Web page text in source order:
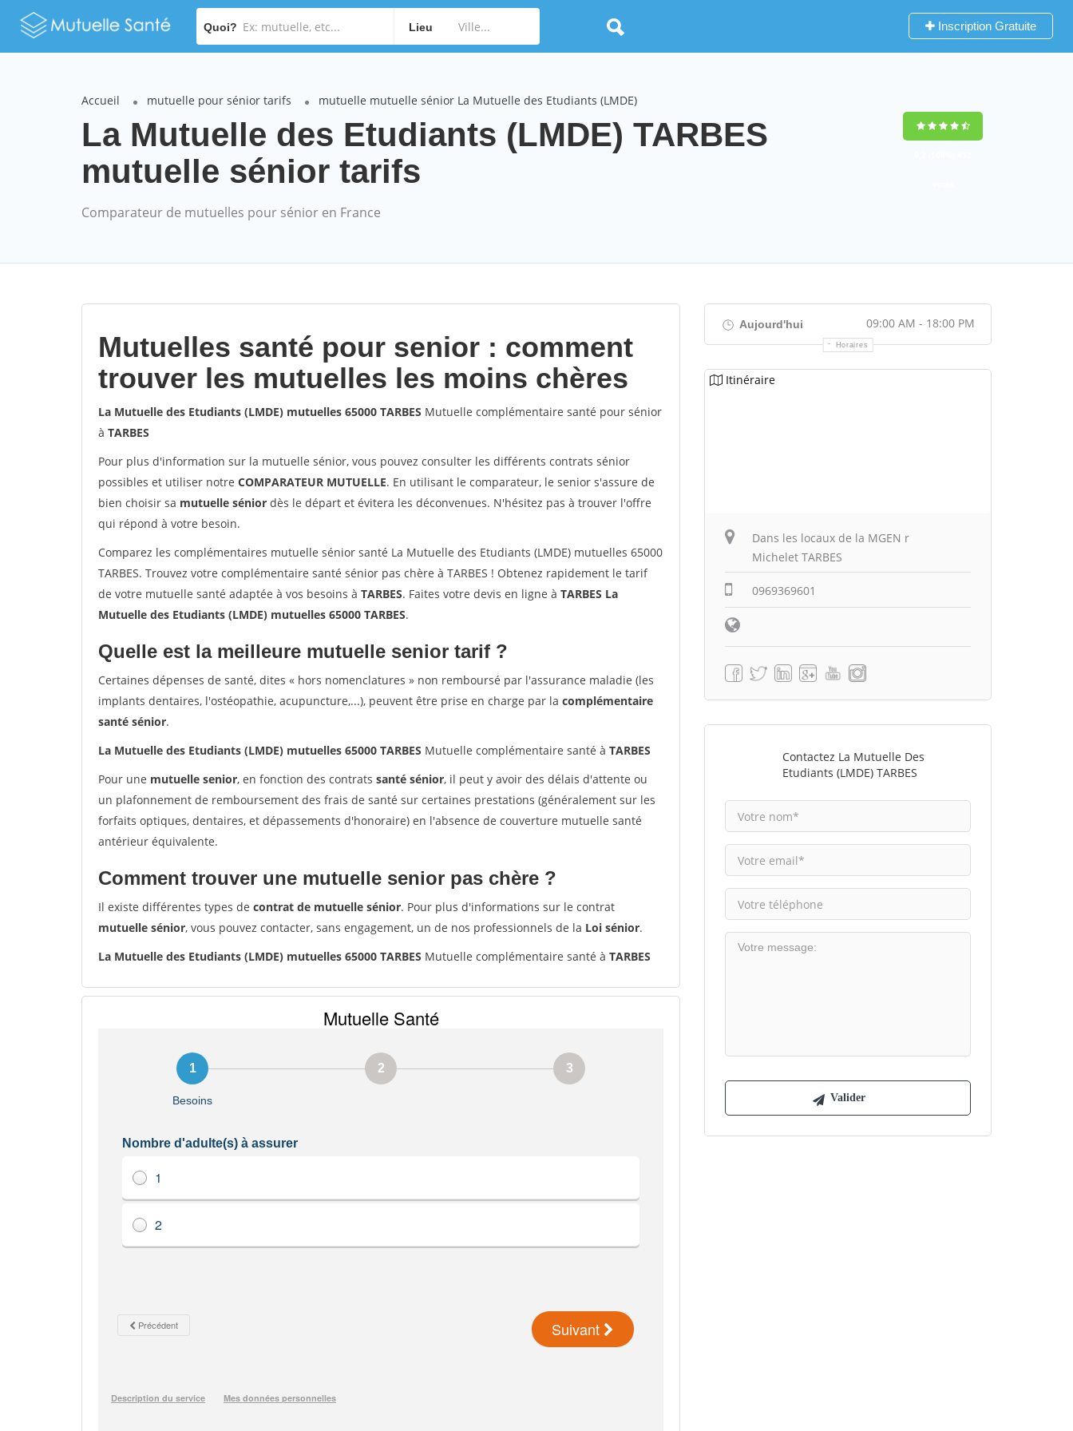
Quoi? Lieu Inscription Gratuite
Accueil mutuelle pour sénior tarifs mutuelle mutuelle sénior La Mutuelle des Etudiants (LMDE)
La Mutuelle des Etudiants (LMDE) TARBES
mutuelle sénior tarifs
Comparateur de mutuelles pour sénior en France
Mutuelles santé pour senior : comment
trouver les mutuelles les moins chères
La Mutuelle des Etudiants (LMDE) mutuelles 65000 TARBES Mutuelle complémentaire santé pour sénior
à TARBES
Pour plus d'information sur la mutuelle sénior, vous pouvez consulter les différents contrats sénior
possibles et utiliser notre COMPARATEUR MUTUELLE. En utilisant le comparateur, le senior s'assure de
bien choisir sa mutuelle sénior dès le départ et évitera les déconvenues. N'hésitez pas à trouver l'offre
qui répond à votre besoin.
Comparez les complémentaires mutuelle sénior santé La Mutuelle des Etudiants (LMDE) mutuelles 65000
TARBES. Trouvez votre complémentaire santé sénior pas chère à TARBES ! Obtenez rapidement le tarif
de votre mutuelle santé adaptée à vos besoins à TARBES. Faites votre devis en ligne à TARBES La
Mutuelle des Etudiants (LMDE) mutuelles 65000 TARBES.
Quelle est la meilleure mutuelle senior tarif ?
Certaines dépenses de santé, dites « hors nomenclatures » non remboursé par l'assurance maladie (les
implants dentaires, l'ostéopathie, acupuncture,...), peuvent être prise en charge par la complémentaire
santé sénior.
La Mutuelle des Etudiants (LMDE) mutuelles 65000 TARBES Mutuelle complémentaire santé à TARBES
Pour une mutuelle senior, en fonction des contrats santé sénior, il peut y avoir des délais d'attente ou
un plafonnement de remboursement des frais de santé sur certaines prestations (généralement sur les
forfaits optiques, dentaires, et dépassements d'honoraire) en l'absence de couverture mutuelle santé
antérieur équivalente.
Comment trouver une mutuelle senior pas chère ?
Il existe différentes types de contrat de mutuelle sénior. Pour plus d'informations sur le contrat
mutuelle sénior, vous pouvez contacter, sans engagement, un de nos professionnels de la Loi sénior.
La Mutuelle des Etudiants (LMDE) mutuelles 65000 TARBES Mutuelle complémentaire santé à TARBES
Aujourd'hui 09:00 AM - 18:00 PM
Horaires
Itinéraire
Dans les locaux de la MGEN r
Michelet TARBES
0969369601
Contactez La Mutuelle Des
Etudiants (LMDE) TARBES